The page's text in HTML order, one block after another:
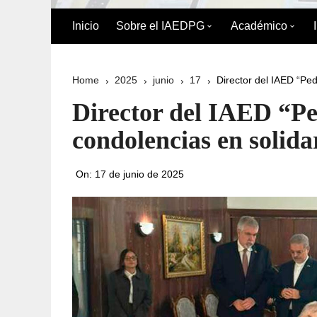
Inicio Sobre el IAEDPG
Principios y Valores
Normativa Interna
Naturaleza Jurídica del
IAEDPG
Académico
Postgrado
Home 2025 junio 17 Director del IAED
Director del IAED
condolencias en
On: 17 de junio de 2025